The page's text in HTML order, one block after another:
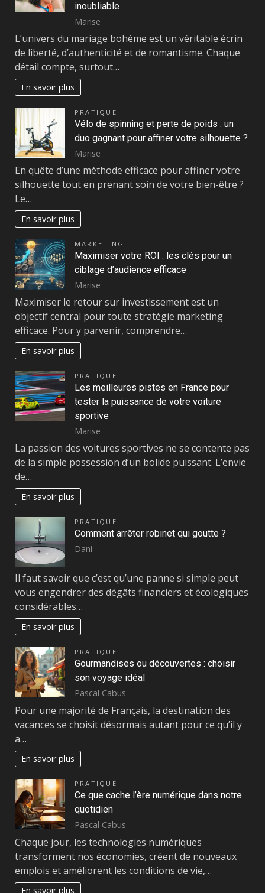
inoubliable
Marise
L’univers du mariage bohème est un véritable écrin
de liberté, d’authenticité et de romantisme. Chaque
détail compte, surtout…
En savoir plus
PRATIQUE
Vélo de spinning et perte de poids : un
duo gagnant pour affiner votre silhouette ?
Marise
En quête d’une méthode efficace pour affiner votre
silhouette tout en prenant soin de votre bien-être ?
Le…
En savoir plus
MARKETING
Maximiser votre ROI : les clés pour un
ciblage d’audience efficace
Marise
Maximiser le retour sur investissement est un
objectif central pour toute stratégie marketing
efficace. Pour y parvenir, comprendre…
En savoir plus
PRATIQUE
Les meilleures pistes en France pour
tester la puissance de votre voiture
sportive
Marise
La passion des voitures sportives ne se contente pas
de la simple possession d’un bolide puissant. L’envie
de…
En savoir plus
PRATIQUE
Comment arrêter robinet qui goutte ?
Dani
Il faut savoir que c’est qu’une panne si simple peut
vous engendrer des dégâts financiers et écologiques
considérables…
En savoir plus
PRATIQUE
Gourmandises ou découvertes : choisir
son voyage idéal
Pascal Cabus
Pour une majorité de Français, la destination des
vacances se choisit désormais autant pour ce qu’il y
a…
En savoir plus
PRATIQUE
Ce que cache l’ère numérique dans notre
quotidien
Pascal Cabus
Chaque jour, les technologies numériques
transforment nos économies, créent de nouveaux
emplois et améliorent les conditions de vie,…
En savoir plus